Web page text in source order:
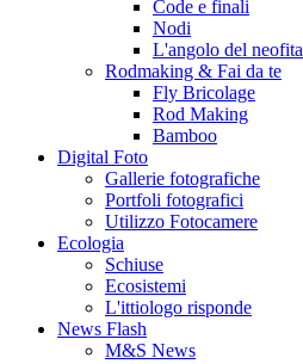
Code e finali
Nodi
L'angolo del neofita
Rodmaking & Fai da te
Fly Bricolage
Rod Making
Bamboo
Digital Foto
Gallerie fotografiche
Portfoli fotografici
Utilizzo Fotocamere
Ecologia
Schiuse
Ecosistemi
L'ittiologo risponde
News Flash
M&S News